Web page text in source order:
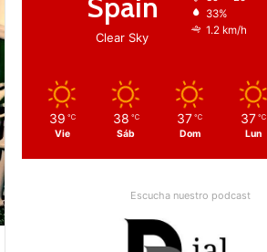
Clear Sky
33%
1.2 km/h
39 ℃
Vie
38 ℃
Sáb
37 ℃
Dom
37 ℃
Lun
Escucha nuestro podcast